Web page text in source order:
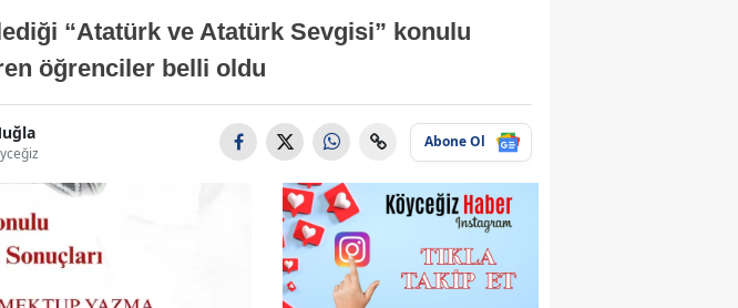
“Atatürk ve Atatürk Sevgisi” konulu
öğrenciler belli oldu
Abone Ol